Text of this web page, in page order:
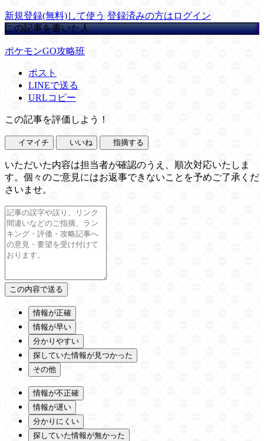
新規登録(無料)して使う 登録済みの方はログイン
この記事を書いた人
ポケモンGO攻略班
ポスト
LINEで送る
URLコピー
この記事を評価しよう！
イマイチ いいね 指摘する
いただいた内容は担当者が確認のうえ、順次対応いたしま
す。個々のご意見にはお返事できないことを予めご了承くだ
さいませ。
情報が正確
情報が早い
分かりやすい
探していた情報が見つかった
その他
情報が不正確
情報が遅い
分かりにくい
探していた情報が無かった